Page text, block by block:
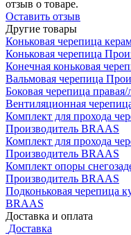
отзыв о товаре.
Оставить отзыв
Другие товары
Коньковая черепица
Коньковая черепица
Конечная коньковая
Вальмовая черепица
Боковая черепица правая/
Вентиляционная
Комплект для прохода
Производитель BRAAS
Комплект для прохода
Производитель BRAAS
Комплект опоры
Производитель BRAAS
Подконьковая черепица
BRAAS
Доставка и оплата
Доставка